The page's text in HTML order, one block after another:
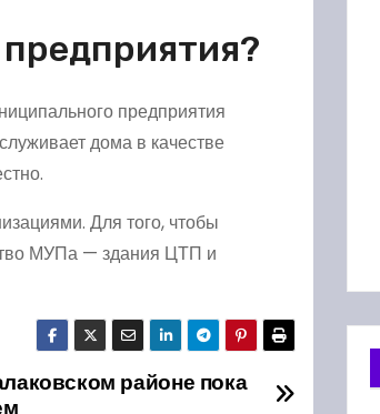
предприятия
дома в качестве
Для того, чтобы
МУПа — здания ЦТП и
районе пока